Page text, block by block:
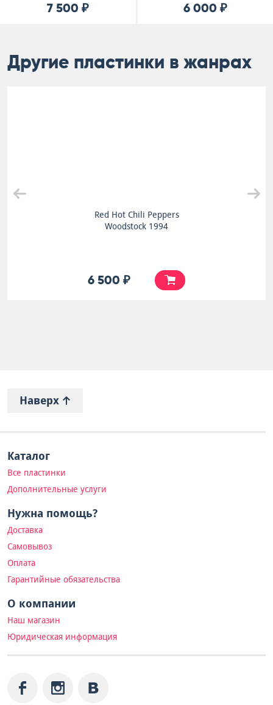
7 500 ₽ 6 000 ₽
Другие пластинки в жанрах
Red Hot Chili Peppers
Woodstock 1994
6 500 ₽
Наверх
Каталог
Все пластинки
Дополнительные услуги
Нужна помощь?
Доставка
Самовывоз
Оплата
Гарантийные обязательства
О компании
Наш магазин
Юридическая информация